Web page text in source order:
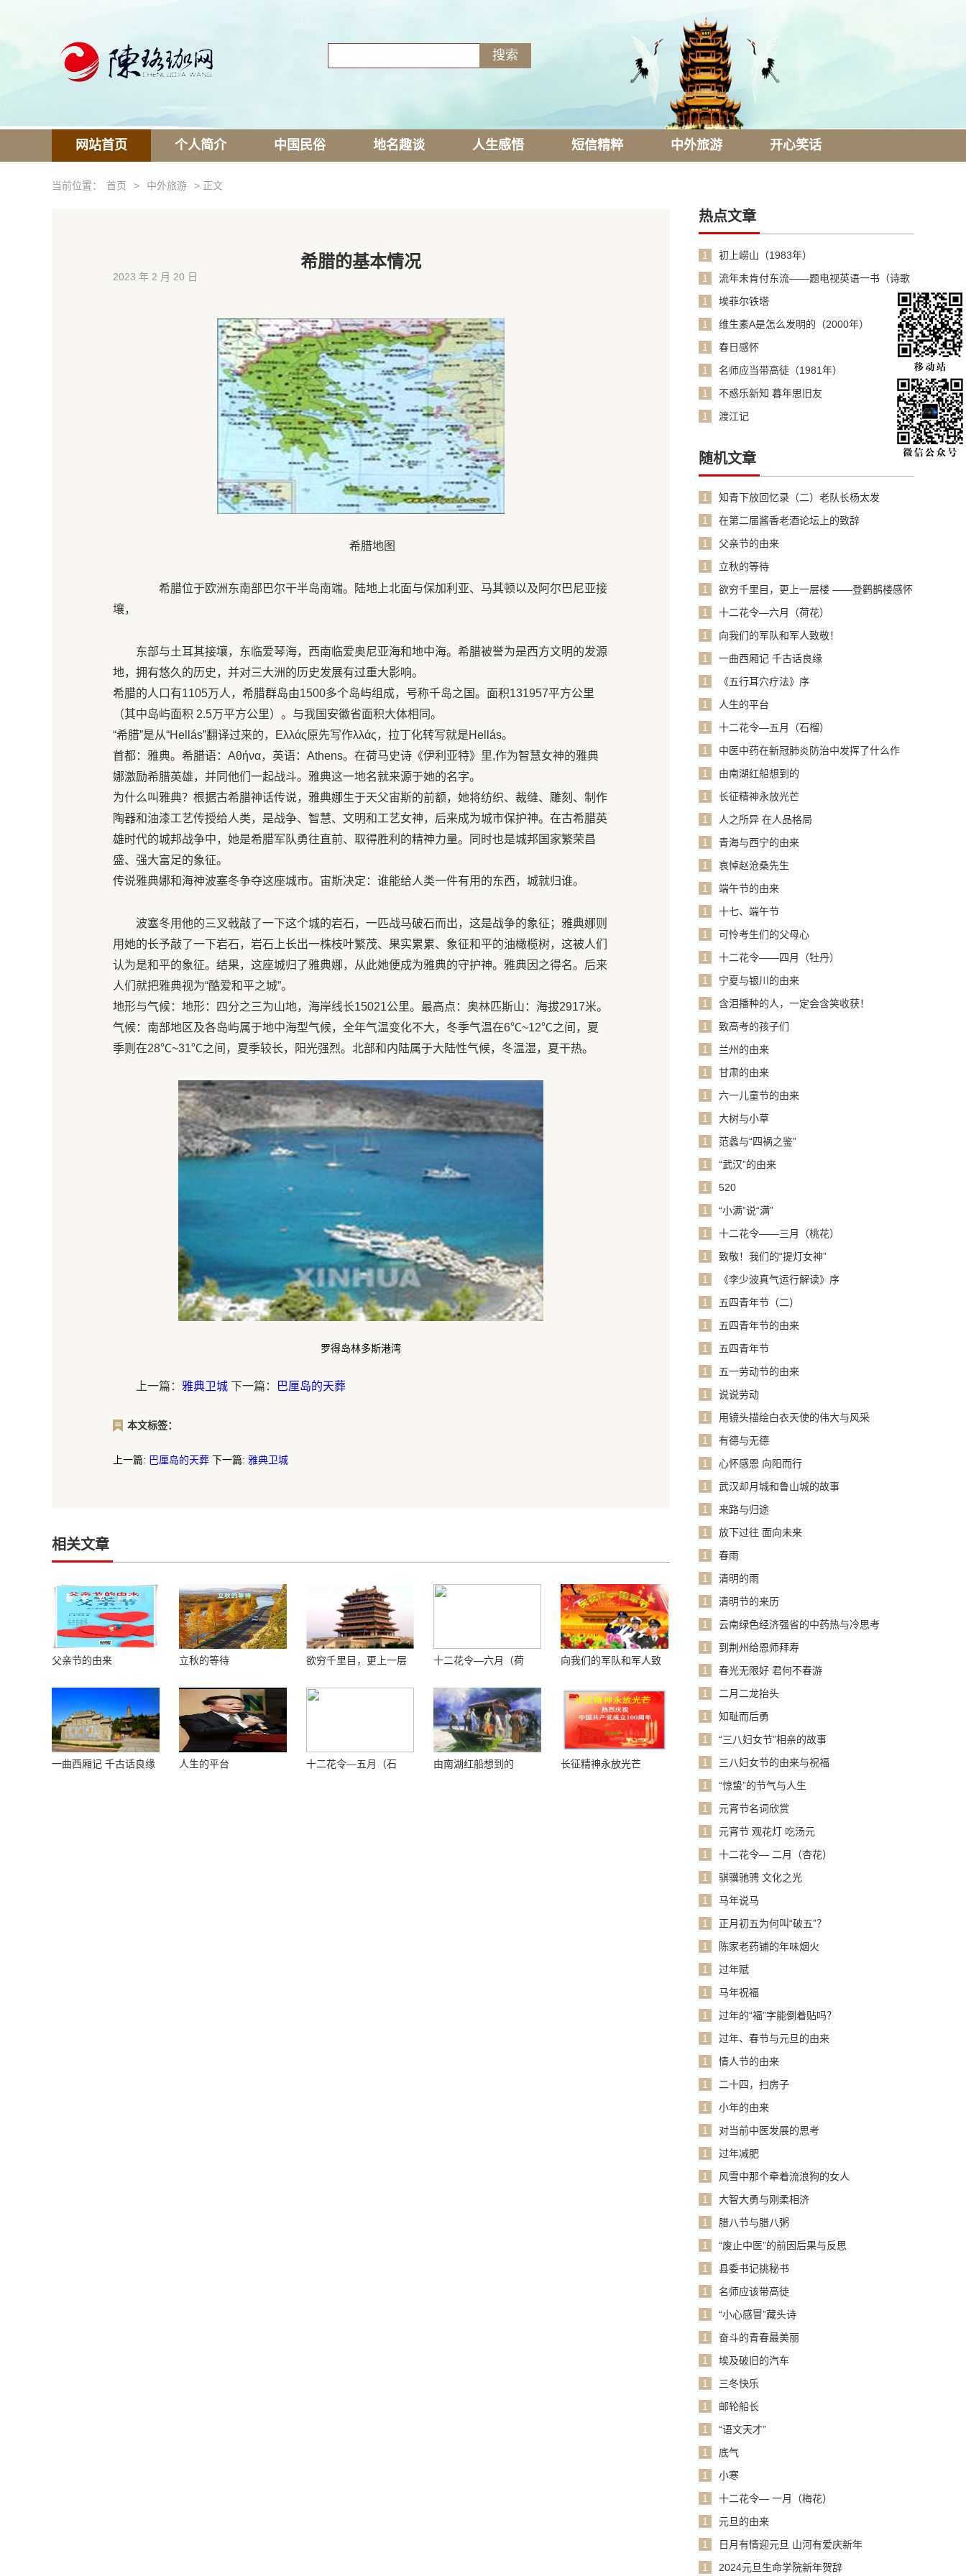
网站首页 个人简介 中国民俗 地名趣谈 人生感悟 短信精粹 中外旅游 开心笑话
当前位置： 首页 > 中外旅游 > 正文
希腊的基本情况
2023 年 2 月 20 日
希腊地图
希腊位于欧洲东南部巴尔干半岛南端。陆地上北面与保加利亚、马其顿以及阿尔巴尼亚接
壤，
东部与土耳其接壤，东临爱琴海，西南临爱奥尼亚海和地中海。希腊被誉为是西方文明的发源
地，拥有悠久的历史，并对三大洲的历史发展有过重大影响。
希腊的人口有1105万人，希腊群岛由1500多个岛屿组成，号称千岛之国。面积131957平方公里
（其中岛屿面积 2.5万平方公里）。与我国安徽省面积大体相同。
“希腊”是从“Hellás”翻译过来的，Ελλάς原先写作λλάς，拉丁化转写就是Hellás。
首都：雅典。希腊语：Αθήνα，英语：Athens。在荷马史诗《伊利亚特》里,作为智慧女神的雅典
娜激励希腊英雄，并同他们一起战斗。雅典这一地名就来源于她的名字。
为什么叫雅典？根据古希腊神话传说，雅典娜生于天父宙斯的前额，她将纺织、裁缝、雕刻、制作
陶器和油漆工艺传授给人类，是战争、智慧、文明和工艺女神，后来成为城市保护神。在古希腊英
雄时代的城邦战争中，她是希腊军队勇往直前、取得胜利的精神力量。同时也是城邦国家繁荣昌
盛、强大富足的象征。
传说雅典娜和海神波塞冬争夺这座城市。宙斯决定：谁能给人类一件有用的东西，城就归谁。
波塞冬用他的三叉戟敲了一下这个城的岩石，一匹战马破石而出，这是战争的象征；雅典娜则
用她的长予敲了一下岩石，岩石上长出一株枝叶繁茂、果实累累、象征和平的油橄榄树，这被人们
认为是和平的象征。结果，这座城归了雅典娜，从此她便成为雅典的守护神。雅典因之得名。后来
人们就把雅典视为“酷爱和平之城”。
地形与气候：地形：四分之三为山地，海岸线长15021公里。最高点：奥林匹斯山：海拔2917米。
气候：南部地区及各岛屿属于地中海型气候，全年气温变化不大，冬季气温在6℃~12℃之间，夏
季则在28℃~31℃之间，夏季较长，阳光强烈。北部和内陆属于大陆性气候，冬温湿，夏干热。
罗得岛林多斯港湾
上一篇： 雅典卫城 下一篇： 巴厘岛的天葬
本文标签：
上一篇: 巴厘岛的天葬 下一篇: 雅典卫城
相关文章
父亲节的由来 立秋的等待
欲穷千里目，更上一层
十二花令—六月（荷
向我们的军队和军人致
一曲西厢记 千古话良缘 人生的平台
十二花令—五月（石
由南湖红船想到的 长征精神永放光芒
热点文章
1
初上崂山（1983年）
1
流年未肯付东流——题电视英语一书（诗歌
1
埃菲尔铁塔
1
维生素A是怎么发明的（2000年）
1
春日感怀
1
名师应当带高徒（1981年）
1
不惑乐新知 暮年思旧友
1
渡江记
随机文章
1
知青下放回忆录（二）老队长杨太发
1
在第二届酱香老酒论坛上的致辞
1
父亲节的由来
1
立秋的等待
1
欲穷千里目，更上一层楼 ——登鹳鹊楼感怀
1
十二花令—六月（荷花）
1
向我们的军队和军人致敬！
1
一曲西厢记 千古话良缘
1
《五行耳穴疗法》序
1
人生的平台
1
十二花令—五月（石榴）
1
中医中药在新冠肺炎防治中发挥了什么作
1
由南湖红船想到的
1
长征精神永放光芒
1
人之所异 在人品格局
1
青海与西宁的由来
1
哀悼赵沧桑先生
1
端午节的由来
1
十七、端午节
1
可怜考生们的父母心
1
十二花令——四月（牡丹）
1
宁夏与银川的由来
1
含泪播种的人，一定会含笑收获！
1
致高考的孩子们
1
兰州的由来
1
甘肃的由来
1
六一儿童节的由来
1
大树与小草
1
范蠡与“四祸之鉴”
1
“武汉”的由来
1
520
1
“小满”说“满”
1
十二花令——三月（桃花）
1
致敬！我们的“提灯女神”
1
《李少波真气运行解读》序
1
五四青年节（二）
1
五四青年节的由来
1
五四青年节
1
五一劳动节的由来
1
说说劳动
1
用镜头描绘白衣天使的伟大与风采
1
有德与无德
1
心怀感恩 向阳而行
1
武汉却月城和鲁山城的故事
1
来路与归途
1
放下过往 面向未来
1
春雨
1
清明的雨
1
清明节的来历
1
云南绿色经济强省的中药热与冷思考
1
到荆州给恩师拜寿
1
春光无限好 君何不春游
1
二月二龙抬头
1
知耻而后勇
1
“三八妇女节”相亲的故事
1
三八妇女节的由来与祝福
1
“惊蛰”的节气与人生
1
元宵节名词欣赏
1
元宵节 观花灯 吃汤元
1
十二花令— 二月（杏花）
1
骐骥驰骋 文化之光
1
马年说马
1
正月初五为何叫“破五”？
1
陈家老药铺的年味烟火
1
过年赋
1
马年祝福
1
过年的“福”字能倒着贴吗？
1
过年、春节与元旦的由来
1
情人节的由来
1
二十四，扫房子
1
小年的由来
1
对当前中医发展的思考
1
过年减肥
1
风雪中那个牵着流浪狗的女人
1
大智大勇与刚柔相济
1
腊八节与腊八粥
1
“废止中医”的前因后果与反思
1
县委书记挑秘书
1
名师应该带高徒
1
“小心感冒”藏头诗
1
奋斗的青春最美丽
1
埃及破旧的汽车
1
三冬快乐
1
邮轮船长
1
“语文天才”
1
底气
1
小寒
1
十二花令— 一月（梅花）
1
元旦的由来
1
日月有情迎元旦 山河有爱庆新年
1
2024元旦生命学院新年贺辞